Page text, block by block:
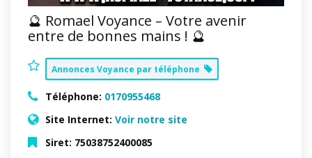
🔮 Romael Voyance – Votre avenir
entre de bonnes mains ! 🔮
Annonces Voyance par téléphone
Téléphone: 0170955468
Site Internet: Voir notre site
Siret: 75038752400085